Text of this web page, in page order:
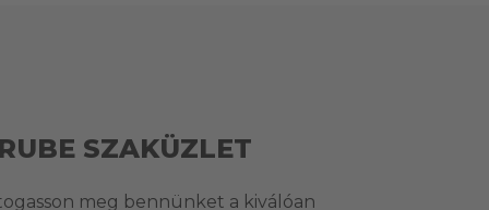
SZAKÜZLET
meg bennünket a kiválóan